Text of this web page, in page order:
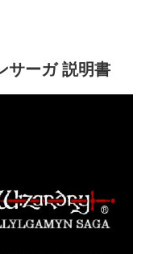
サーガ 説明書